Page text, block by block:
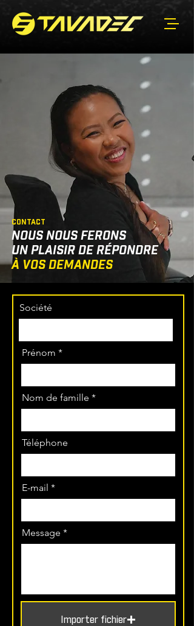
CONTACT
NOUS NOUS FERONS
UN PLAISIR DE RÉPONDRE
À VOS DEMANDES
Société
Prénom
Nom de famille
Téléphone
E-mail
Message
Importer fichier